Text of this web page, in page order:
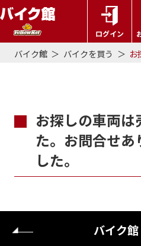
ログイン
バイク館 バイクを買う お
お探しの車両は
た。お問合せあ
した。
バイク